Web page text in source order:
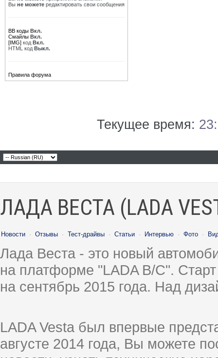
Вы не можете редактировать свои сообщения
BB коды Вкл.
Смайлы Вкл.
[IMG] код Вкл.
HTML код Выкл.
Правила форума
Текущее время:
ЛАДА ВЕСТА (LADA
Новости · Отзывы · Тест-драйвы · Статьи · Интервью · Фото ·
Лада Веста - это новый
на платформе "LADA B/C".
на сентябрь 2015 года. Над
LADA Vesta был впервые
августе 2014 года, Вы можете